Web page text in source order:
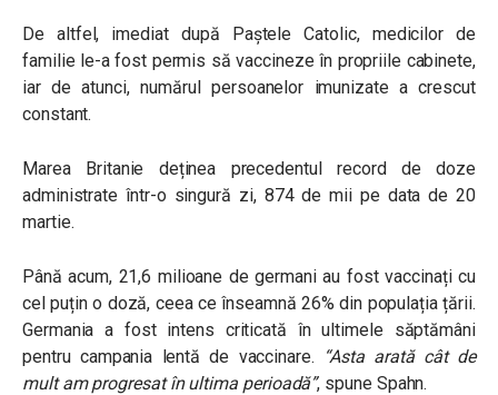
De altfel, imediat după Paștele Catolic, medicilor de
familie le-a fost permis să vaccineze în propriile cabinete,
iar de atunci, numărul persoanelor imunizate a crescut
constant.
Marea Britanie deținea precedentul record de doze
administrate într-o singură zi, 874 de mii pe data de 20
martie.
Până acum, 21,6 milioane de germani au fost vaccinați cu
cel puțin o doză, ceea ce înseamnă 26% din populația țării.
Germania a fost intens criticată în ultimele săptămâni
pentru campania lentă de vaccinare.
“Asta arată cât de
mult am progresat în ultima perioadă”, spune Spahn.